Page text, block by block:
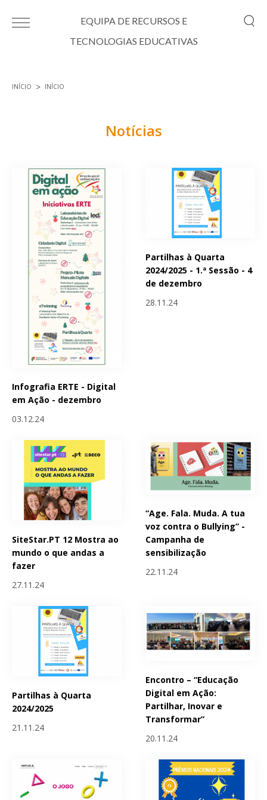
EQUIPA DE RECURSOS E
TECNOLOGIAS EDUCATIVAS
INÍCIO INÍCIO
Notícias
Infografia ERTE - Digital
em Ação - dezembro
03.12.24
Partilhas à Quarta
2024/2025 - 1.ª Sessão - 4
de dezembro
28.11.24
SiteStar.PT 12 Mostra ao
mundo o que andas a
fazer
27.11.24
“Age. Fala. Muda. A tua
voz contra o Bullying” -
Campanha de
sensibilização
22.11.24
Partilhas à Quarta
2024/2025
21.11.24
Encontro – “Educação
Digital em Ação:
Partilhar, Inovar e
Transformar”
20.11.24
Páginas